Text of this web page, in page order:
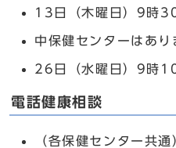
13日（木曜日）9時
中保健センターはあり
26日（水曜日）9時
電話健康相談
（各保健センター共